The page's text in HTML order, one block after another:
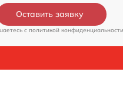
Оставить заявку
c политикой конфиденциальности